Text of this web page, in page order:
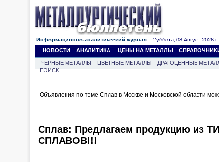
Информационно-аналитический журнал Суббота, 08 Август 2026 г.
НОВОСТИ
АНАЛИТИКА ЦЕНЫ НА МЕТАЛЛЫ
ЧЕРНЫЕ МЕТАЛЛЫ ЦВЕТНЫЕ МЕТАЛЛЫ
ДРАГОЦЕННЫЕ
ПОИСК
Объявления по теме Сплав в Москве и Московской области
Сплав: Предлагаем продукцию из
СПЛАВОВ!!!